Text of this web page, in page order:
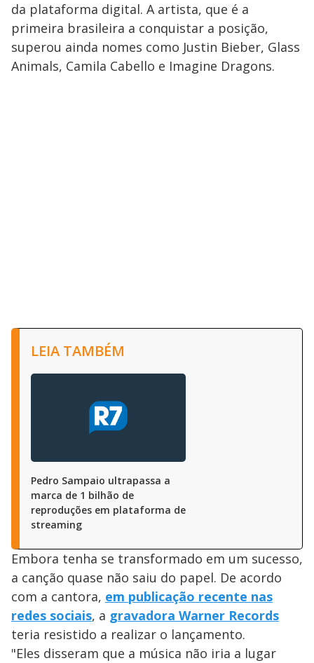
da plataforma digital. A artista, que é a
primeira brasileira a conquistar a posição,
superou ainda nomes como Justin Bieber, Glass
Animals, Camila Cabello e Imagine Dragons.
LEIA TAMBÉM
Pedro Sampaio ultrapassa a
marca de 1 bilhão de
reproduções em plataforma de
streaming
Embora tenha se transformado em um sucesso,
a canção quase não saiu do papel. De acordo
com a cantora, em publicação recente nas
redes sociais, a gravadora Warner Records
teria resistido a realizar o lançamento.
"Eles disseram que a música não iria a lugar